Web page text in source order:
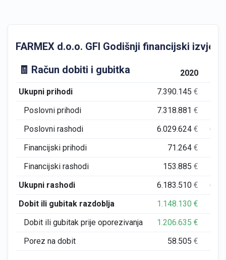
FARMEX d.o.o. GFI Godišnji financijski
🧾 Račun dobiti i gubitka
2020
Ukupni prihodi
7.390.145€
Poslovni prihodi
7.318.881€
Poslovni rashodi
6.029.624€
Financijski prihodi
71.264€
Financijski rashodi
153.885€
Ukupni rashodi
6.183.510€
Dobit ili gubitak razdoblja
1.148.130€
Dobit ili gubitak prije oporezivanja
1.206.635€
Porez na dobit
58.505€